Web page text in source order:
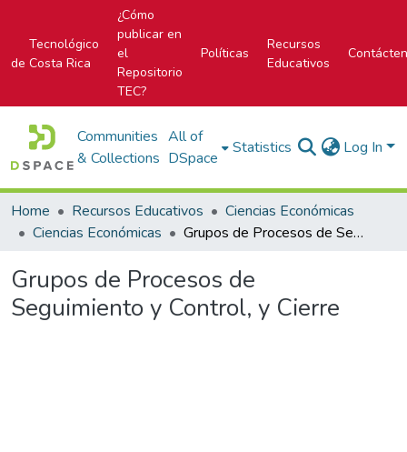
Tecnológico
de Costa Rica
¿Cómo
publicar en
el
Repositorio
TEC?
Políticas
Recursos
Educativos
Communities
& Collections
All of
DSpace
Statistics Log In
Home Recursos Educativos
Ciencias Económicas
Ciencias Económicas
Grupos de Procesos de Seguimiento y Control, y Cierre
Grupos de Procesos de
Seguimiento y Control, y Cierre